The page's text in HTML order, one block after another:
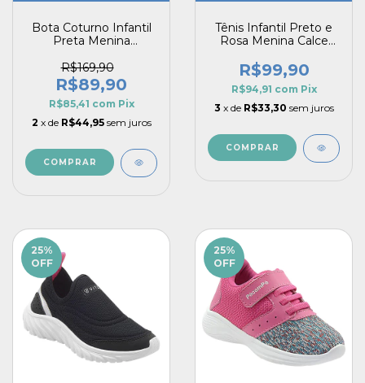
Bota Coturno Infantil
Preta Menina
Cadarços Guty
R$169,90
R$89,90
R$85,41 com Pix
2 x de R$44,95 sem juros
COMPRAR
Tênis Infantil Preto e
Rosa Menina Calce
Estilo Pé com Pé
R$99,90
R$94,91 com Pix
3 x de R$33,30 sem juros
COMPRAR
25%
OFF
25%
OFF